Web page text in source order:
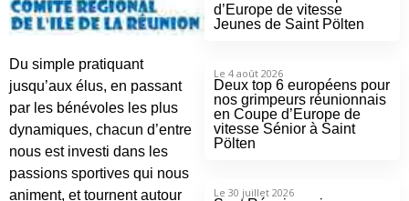
Du simple pratiquant
jusqu’aux élus, en passant
par les bénévoles les plus
dynamiques, chacun d’entre
nous est investi dans les
passions sportives qui nous
animent, et tournent autour
d’Europe de vitesse
Jeunes de Saint Pölten
Le 4 août 2026
Deux top 6 européens pour
nos grimpeurs réunionnais
en Coupe d’Europe de
vitesse Sénior à Saint
Pölten
Le 30 juillet 2026